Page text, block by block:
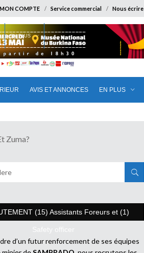
MON COMPTE Service commercial Nous écrire
AVIS ET ANNONCES EN PLUS
EN PLUS
Zuma?
(15) Assistants Foreurs et (1)
Safety officer
d’un futur renforcement de ses équipes